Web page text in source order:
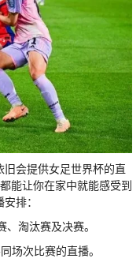
会提供女足世界杯的直
能让你在家中就能感受到
排：
淘汰赛及决赛。
场次比赛的直播。